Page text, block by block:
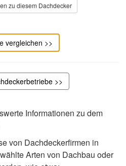
zu diesem Dachdecker
vergleichen >>
>>
Informationen zu dem
von Dachdeckerfirmen in
Arten von Dachbau oder